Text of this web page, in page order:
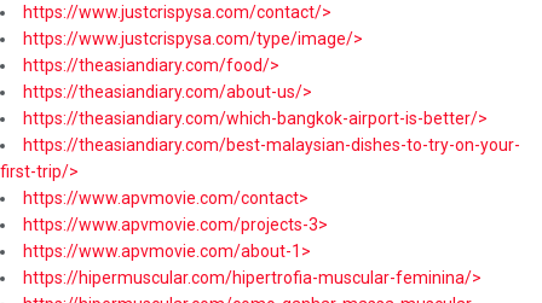
https://www.justcrispysa.com/contact/>
https://www.justcrispysa.com/type/image/>
https://theasiandiary.com/food/>
https://theasiandiary.com/about-us/>
https://theasiandiary.com/which-bangkok-airport-is-better/>
https://theasiandiary.com/best-malaysian-dishes-to-try-on-your-
first-trip/>
https://www.apvmovie.com/contact>
https://www.apvmovie.com/projects-3>
https://www.apvmovie.com/about-1>
https://hipermuscular.com/hipertrofia-muscular-feminina/>